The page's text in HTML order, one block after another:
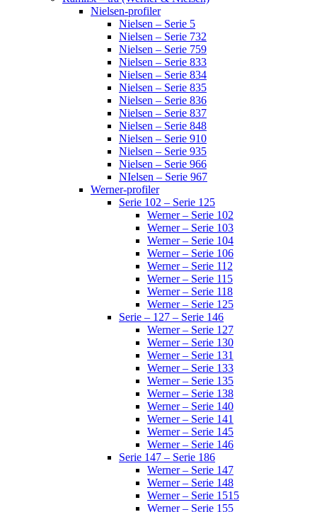
Nielsen-profiler
Nielsen – Serie 5
Nielsen – Serie 732
Nielsen – Serie 759
Nielsen – Serie 833
Nielsen – Serie 834
Nielsen – Serie 835
Nielsen – Serie 836
Nielsen – Serie 837
Nielsen – Serie 848
Nielsen – Serie 910
Nielsen – Serie 935
Nielsen – Serie 966
NIelsen – Serie 967
Werner-profiler
Serie 102 – Serie 125
Werner – Serie 102
Werner – Serie 103
Werner – Serie 104
Werner – Serie 106
Werner – Serie 112
Werner – Serie 115
Werner – Serie 118
Werner – Serie 125
Serie – 127 – Serie 146
Werner – Serie 127
Werner – Serie 130
Werner – Serie 131
Werner – Serie 133
Werner – Serie 135
Werner – Serie 138
Werner – Serie 140
Werner – Serie 141
Werner – Serie 145
Werner – Serie 146
Serie 147 – Serie 186
Werner – Serie 147
Werner – Serie 148
Werner – Serie 1515
Werner – Serie 155